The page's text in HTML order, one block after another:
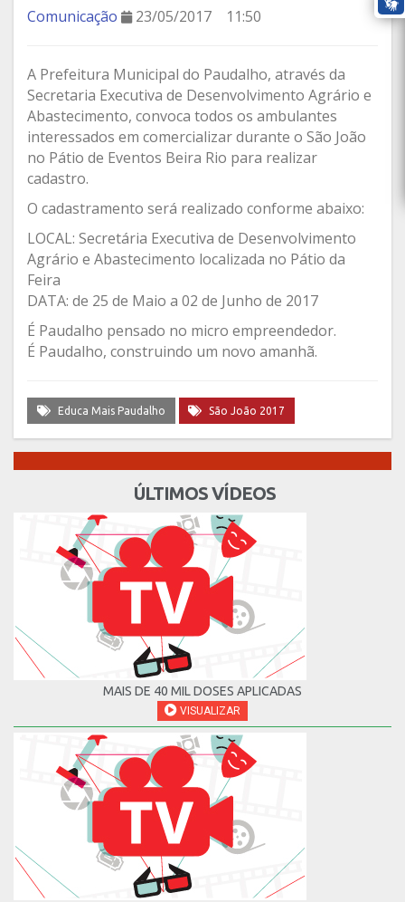
Comunicação 23/05/2017 11:50
A Prefeitura Municipal do Paudalho, através da
Secretaria Executiva de Desenvolvimento Agrário e
Abastecimento, convoca todos os ambulantes
interessados em comercializar durante o São João
no Pátio de Eventos Beira Rio para realizar
cadastro.
O cadastramento será realizado conforme abaixo:
LOCAL: Secretária Executiva de Desenvolvimento
Agrário e Abastecimento localizada no Pátio da
Feira
DATA: de 25 de Maio a 02 de Junho de 2017
É Paudalho pensado no micro empreendedor.
É Paudalho, construindo um novo amanhã.
Educa Mais Paudalho São João 2017
ÚLTIMOS VÍDEOS
MAIS DE 40 MIL DOSES APLICADAS
VISUALIZAR